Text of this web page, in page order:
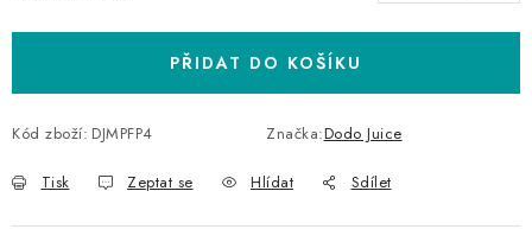
PŘIDAT DO KOŠÍKU
Kód zboží: DJMPFP4 Značka:Dodo Juice
Tisk Zeptat se Hlídat Sdílet